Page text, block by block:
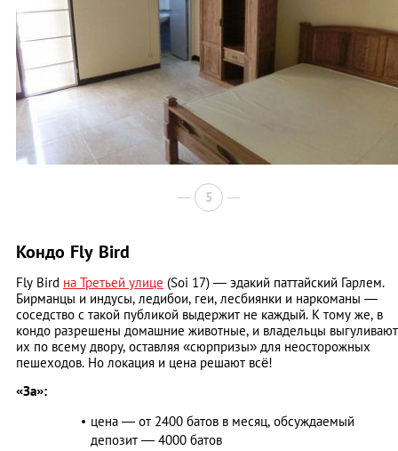
5
Кондо Fly Bird
Fly Bird на Третьей улице (Soi 17) — эдакий паттайский Гарлем.
Бирманцы и индусы, ледибои, геи, лесбиянки и наркоманы ―
соседство с такой публикой выдержит не каждый. К тому же, в
кондо разрешены домашние животные, и владельцы выгуливают
их по всему двору, оставляя «сюрпризы» для неосторожных
пешеходов. Но локация и цена решают всё!
«За»:
цена ― от 2400 батов в месяц, обсуждаемый
депозит ― 4000 батов